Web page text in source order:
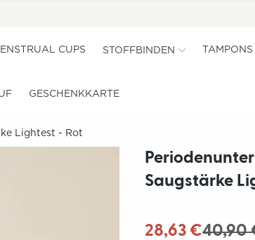
CUPS STOFFBINDEN TAMPONS
GESCHENKKARTE
Lightest - Rot
Saugstärke
28,63 €40,90